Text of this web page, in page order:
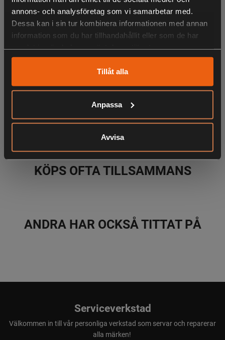
annons- och analysföretag som vi samarbetar med.
Dessa kan i sin tur kombinera informationen med annan
information som du har tillhandahållit eller som de har
Tillåt alla
Anpassa
Avvisa
med tryckknappar. Skulle du behöva lite extra längd är det
möjligt att öppna upp fållsömmen och göra byxorna 5 cm
längre vid behov.
Allroundbyxor som är ett måste i garderoben då de passar
för alla sorters outdooraktiviteter.
LIKNANDE PRODUKTER
KÖPS OFTA TILLSAMMANS
ANDRA HAR OCKSÅ TITTAT PÅ
Serviceverkstad
Välkommen in till vår personliga verkstad som servar och reparerar
alla märken!